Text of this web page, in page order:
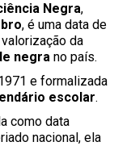
Negra,
, é uma data de
da
negra no país.
e formalizada
escolar.
como data
nacional, ela